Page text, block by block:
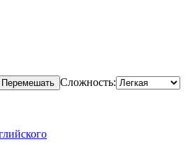
Перемешать Сложность: